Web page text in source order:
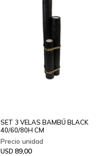
SET 3 VELAS BAMBÚ BLACK
40/60/80H CM
USD 89,00